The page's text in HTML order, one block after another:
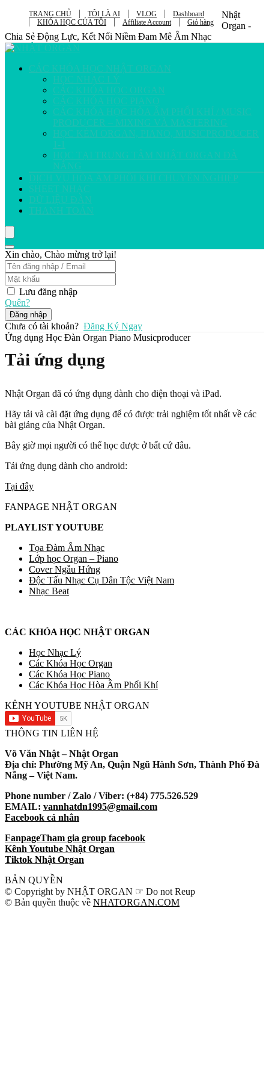
TRANG CHỦ TÔI LÀ AI VLOG
Dashboard
KHÓA HỌC CỦA TÔI
Affiliate Account Giỏ hàng
Nhật
Organ -
Chia Sẻ Động Lực, Kết Nối Niềm Đam Mê Âm Nhạc
CÁC KHÓA HỌC NHẬT ORGAN
HỌC NHẠC LÝ
CÁC KHÓA HỌC ORGAN
CÁC KHÓA HỌC PIANO
CÁC KHÓA HỌC HÒA ÂM PHỐI KHÍ / MUSIC
PRODUCER – MIXING VÀ MASTERING
HỌC KÈM ORGAN, PIANO, MUSICPRODUCER
1-1
HỌC TẠI TRUNG TÂM NHẬT ORGAN ĐÀ
NẴNG
DỊCH VỤ HÒA ÂM PHỐI KHÍ CHUYÊN NGHIỆP
SHEET NHẠC
DỮ LIỆU ĐÀN
THANH TOÁN
Xin chào, Chào mừng trở lại!
Lưu đăng nhập
Quên?
Đăng nhập
Chưa có tài khoản? Đăng Ký Ngay
Ứng dụng Học Đàn Organ Piano Musicproducer
Tải ứng dụng
Nhật Organ đã có ứng dụng dành cho điện thoại và iPad.
Hãy tải và cài đặt ứng dụng để có được trải nghiệm tốt nhất về các
bài giảng của Nhật Organ.
Bây giờ mọi người có thể học được ở bất cứ đâu.
Tải ứng dụng dành cho android:
Tại đây
FANPAGE NHẬT ORGAN
PLAYLIST YOUTUBE
Tọa Đàm Âm Nhạc
Lớp học Organ – Piano
Cover Ngẫu Hứng
Độc Tấu Nhạc Cụ Dân Tộc Việt Nam
Nhạc Beat
CÁC KHÓA HỌC NHẬT ORGAN
Học Nhạc Lý
Các Khóa Học Organ
Các Khóa Học Piano
Các Khóa Học Hòa Âm Phối Khí
KÊNH YOUTUBE NHẬT ORGAN
THÔNG TIN LIÊN HỆ
Võ Văn Nhật – Nhật Organ
Địa chỉ: Phường Mỹ An, Quận Ngũ Hành Sơn, Thành Phố Đà
Nẵng – Việt Nam.
Phone number / Zalo / Viber: (+84) 775.526.529
EMAIL: vannhatdn1995@gmail.com
Facebook cá nhân
FanpageTham gia group facebook
Kênh Youtube Nhật Organ
Tiktok Nhật Organ
BẢN QUYỀN
© Copyright by NHẬT ORGAN ☞ Do not Reup
© Bản quyền thuộc về NHATORGAN.COM